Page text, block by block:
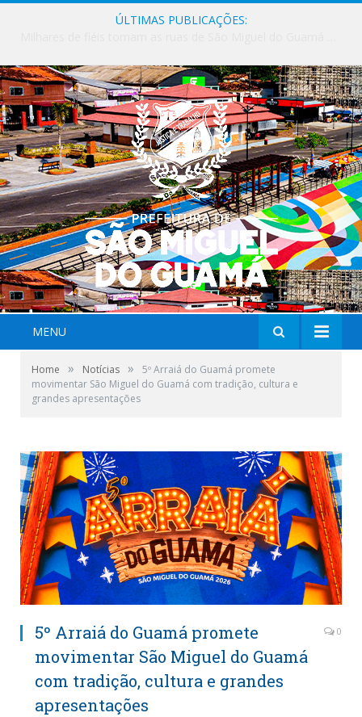
ÚLTIMAS PUBLICAÇÕES:
MENU
Home » Notícias »
5º Arraiá do Guamá promete
movimentar São Miguel do Guamá com tradição, cultura e
grandes apresentações
5º Arraiá do Guamá promete
movimentar São Miguel do Guamá
com tradição, cultura e grandes
apresentações
0